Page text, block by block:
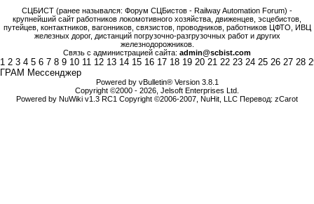
СЦБИСТ (ранее назывался: Форум СЦБистов - Railway Automation Forum) -
крупнейший сайт работников локомотивного хозяйства, движенцев, эсцебистов,
путейцев, контактников, вагонников, связистов, проводников, работников ЦФТО, ИВЦ
железных дорог, дистанций погрузочно-разгрузочных работ и других
железнодорожников.
Связь с администрацией сайта: admin@scbist.com
1 2 3 4 5 6 7 8 9 10 11 12 13 14 15 16 17 18 19 20 21 22 23 24 25 26 27 28
ГРАМ Мессенджер
Powered by vBulletin® Version 3.8.1
Copyright ©2000 - 2026, Jelsoft Enterprises Ltd.
Powered by NuWiki v1.3 RC1 Copyright ©2006-2007, NuHit, LLC Перевод: zCarot